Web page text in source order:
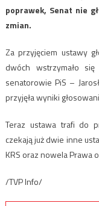
poprawek, Senat nie
zmian.
Za przyjęciem ustawy
dwóch wstrzymało
senatorowie PiS –
przyjęła wyniki
Teraz ustawa trafi do
czekają już dwie inne
KRS oraz nowela Prawa
/TVP Info/